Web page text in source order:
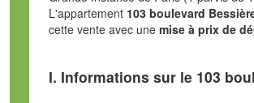
L'appartement 103 boulevard
cette vente avec une mise à prix de
I. Informations sur le 103